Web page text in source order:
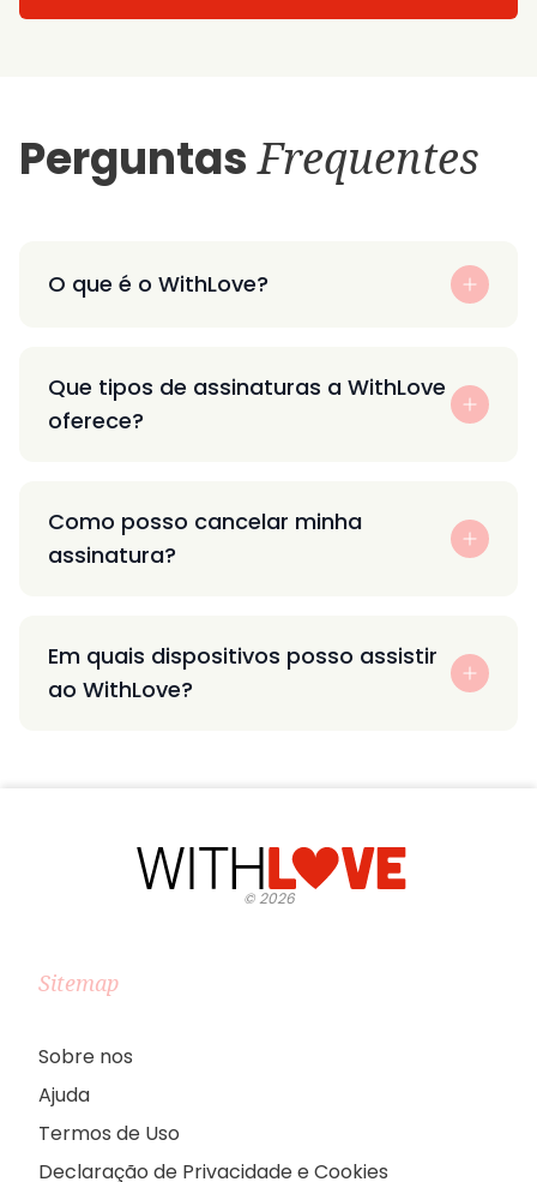
PerguntasFrequentes
O que é o WithLove?
Que tipos de assinaturas a WithLove
oferece?
Como posso cancelar minha
assinatura?
Em quais dispositivos posso assistir
ao WithLove?
©2026
Sitemap
Sobre nos
Ajuda
Termos de Uso
Declaração de Privacidade e Cookies